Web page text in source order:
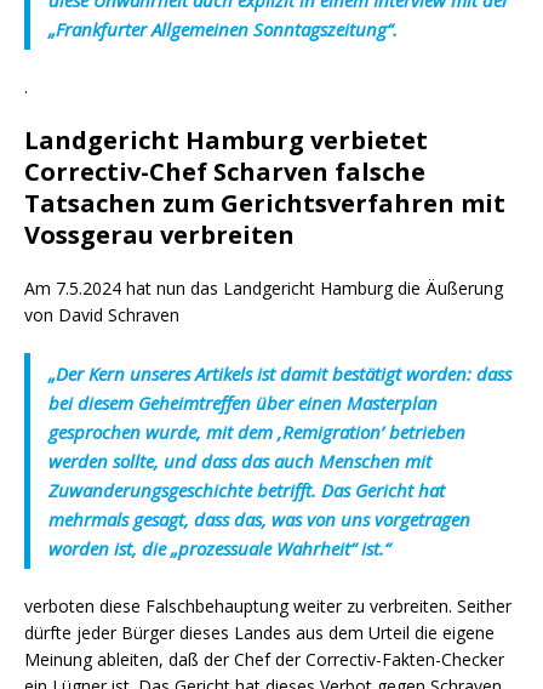
„Frankfurter Allgemeinen Sonntagszeitung“.
.
Landgericht Hamburg verbietet
Correctiv-Chef Scharven falsche
Tatsachen zum Gerichtsverfahren mit
Vossgerau verbreiten
Am 7.5.2024 hat nun das Landgericht Hamburg die Äußerung
von David Schraven
„Der Kern unseres Artikels ist damit bestätigt worden: dass
bei diesem Geheimtreffen über einen Masterplan
gesprochen wurde, mit dem ‚Remigration’ betrieben
werden sollte, und dass das auch Menschen mit
Zuwanderungsgeschichte betrifft. Das Gericht hat
mehrmals gesagt, dass das, was von uns vorgetragen
worden ist, die „prozessuale Wahrheit“ ist.“
verboten diese Falschbehauptung weiter zu verbreiten. Seither
dürfte jeder Bürger dieses Landes aus dem Urteil die eigene
Meinung ableiten, daß der Chef der Correctiv-Fakten-Checker